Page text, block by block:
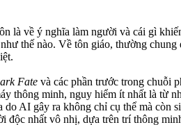
là về ý nghĩa làm người và cái gì
thế nào. Về tôn giáo, thường
Fate và các phần trước trong chuỗi
thông minh, nguy hiểm ít nhất là từ
do AI gây ra không chỉ cụ thể mà còn
độc nhất vô nhị, dựa trên trí thông